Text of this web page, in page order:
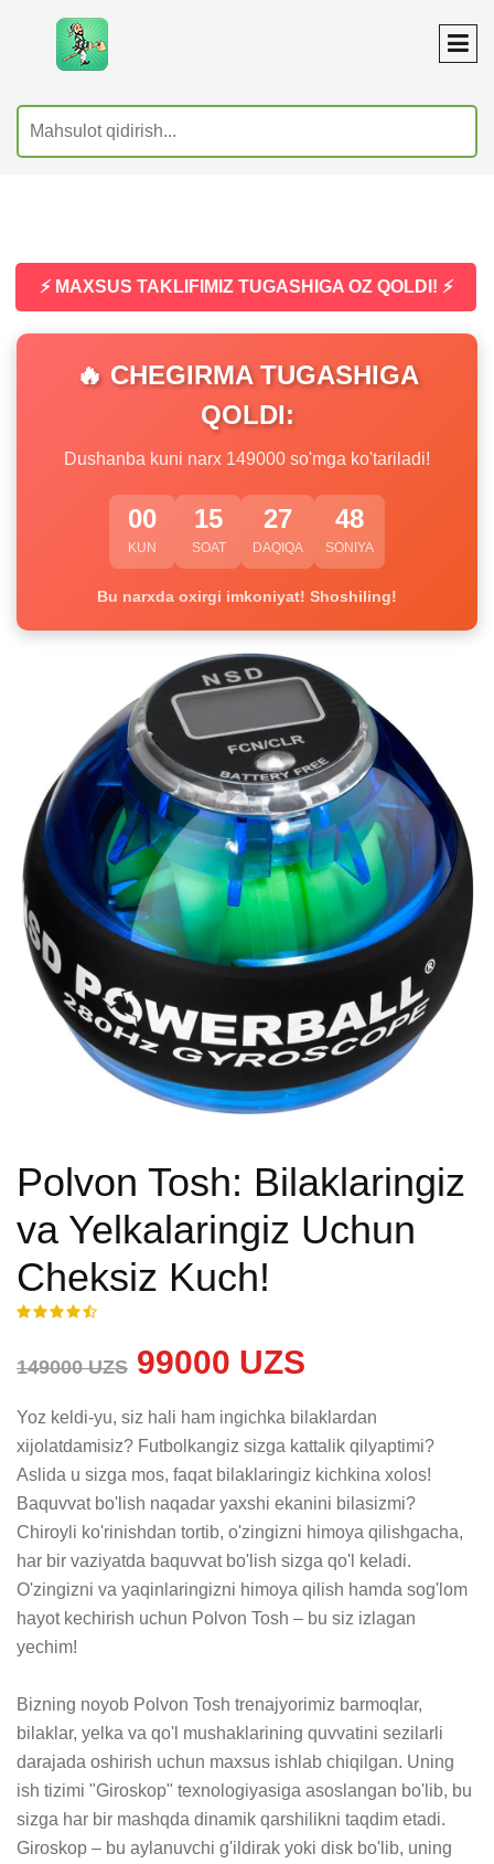
⚡ MAXSUS TAKLIFIMIZ TUGASHIGA OZ QOLDI! ⚡
🔥 CHEGIRMA TUGASHIGA
QOLDI:
Dushanba kuni narx 149000 so'mga ko'tariladi!
00
KUN
15
SOAT
27
DAQIQA
48
SONIYA
Bu narxda oxirgi imkoniyat! Shoshiling!
Polvon Tosh: Bilaklaringiz
va Yelkalaringiz Uchun
Cheksiz Kuch!
149000 UZS 99000 UZS
Yoz keldi-yu, siz hali ham ingichka bilaklardan
xijolatdamisiz? Futbolkangiz sizga kattalik qilyaptimi?
Aslida u sizga mos, faqat bilaklaringiz kichkina xolos!
Baquvvat bo'lish naqadar yaxshi ekanini bilasizmi?
Chiroyli ko'rinishdan tortib, o'zingizni himoya qilishgacha,
har bir vaziyatda baquvvat bo'lish sizga qo'l keladi.
O'zingizni va yaqinlaringizni himoya qilish hamda sog'lom
hayot kechirish uchun Polvon Tosh – bu siz izlagan
yechim!
Bizning noyob Polvon Tosh trenajyorimiz barmoqlar,
bilaklar, yelka va qo'l mushaklarining quvvatini sezilarli
darajada oshirish uchun maxsus ishlab chiqilgan. Uning
ish tizimi "Giroskop" texnologiyasiga asoslangan bo'lib, bu
sizga har bir mashqda dinamik qarshilikni taqdim etadi.
Giroskop – bu aylanuvchi g'ildirak yoki disk bo'lib, uning